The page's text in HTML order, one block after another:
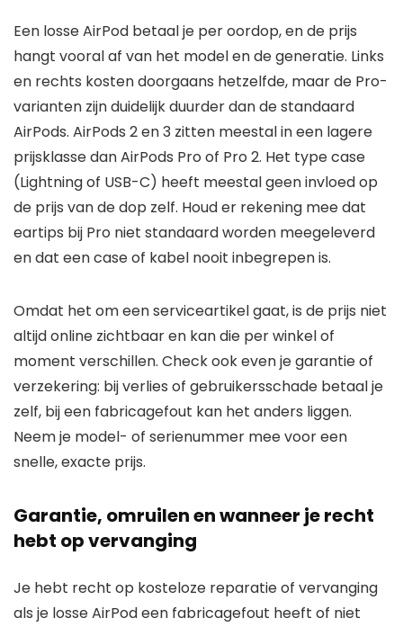
Een losse AirPod betaal je per oordop, en de prijs
hangt vooral af van het model en de generatie. Links
en rechts kosten doorgaans hetzelfde, maar de Pro-
varianten zijn duidelijk duurder dan de standaard
AirPods. AirPods 2 en 3 zitten meestal in een lagere
prijsklasse dan AirPods Pro of Pro 2. Het type case
(Lightning of USB-C) heeft meestal geen invloed op
de prijs van de dop zelf. Houd er rekening mee dat
eartips bij Pro niet standaard worden meegeleverd
en dat een case of kabel nooit inbegrepen is.
Omdat het om een serviceartikel gaat, is de prijs niet
altijd online zichtbaar en kan die per winkel of
moment verschillen. Check ook even je garantie of
verzekering: bij verlies of gebruikersschade betaal je
zelf, bij een fabricagefout kan het anders liggen.
Neem je model- of serienummer mee voor een
snelle, exacte prijs.
Garantie, omruilen en wanneer je recht
hebt op vervanging
Je hebt recht op kosteloze reparatie of vervanging
als je losse AirPod een fabricagefout heeft of niet